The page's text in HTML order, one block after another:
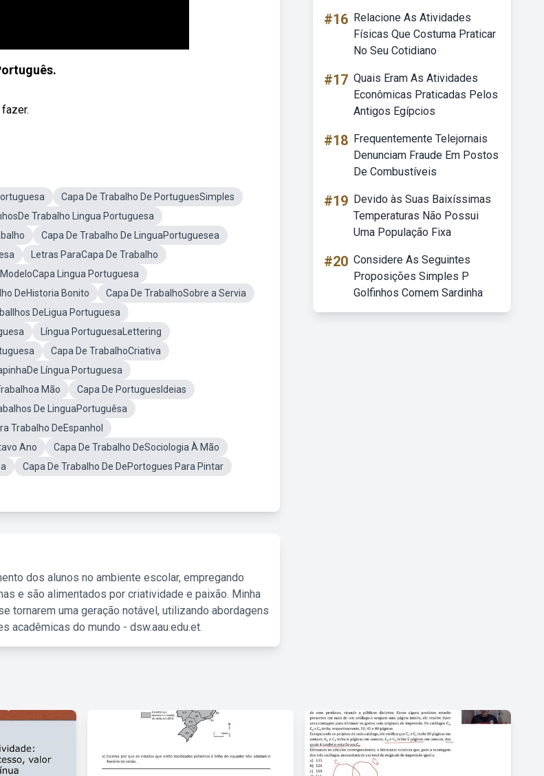
Capa De Trabalho De PortuguesSimples
Trabalho Lingua Portuguesa
Capa De Trabalho De LinguaPortuguesea
Letras ParaCapa De Trabalho
ModeloCapa Lingua Portuguesa
DeHistoria Bonito
Capa De TrabalhoSobre a Servia
DeLigua Portuguesa
Língua PortuguesaLettering
Capa De TrabalhoCriativa
Língua Portuguesa
Mão
Capa De PortuguesIdeias
De LinguaPortuguêsa
Trabalho DeEspanhol
Ano
Capa De Trabalho DeSociologia À Mão
Capa De Trabalho De DePortogues Para Pintar
dos alunos no ambiente escolar, empregando
e são alimentados por criatividade e paixão. Minha
tornarem uma geração notável, utilizando abordagens
acadêmicas do mundo - dsw.aau.edu.et.
#16 Relacione As Atividades
Físicas Que Costuma Praticar
No Seu Cotidiano
#17 Quais Eram As Atividades
Econômicas Praticadas Pelos
Antigos Egípcios
#18 Frequentemente Telejornais
Denunciam Fraude Em Postos
De Combustíveis
#19 Devido às Suas Baixíssimas
Temperaturas Não Possui
Uma População Fixa
#20 Considere As Seguintes
Proposições Simples P
Golfinhos Comem Sardinha